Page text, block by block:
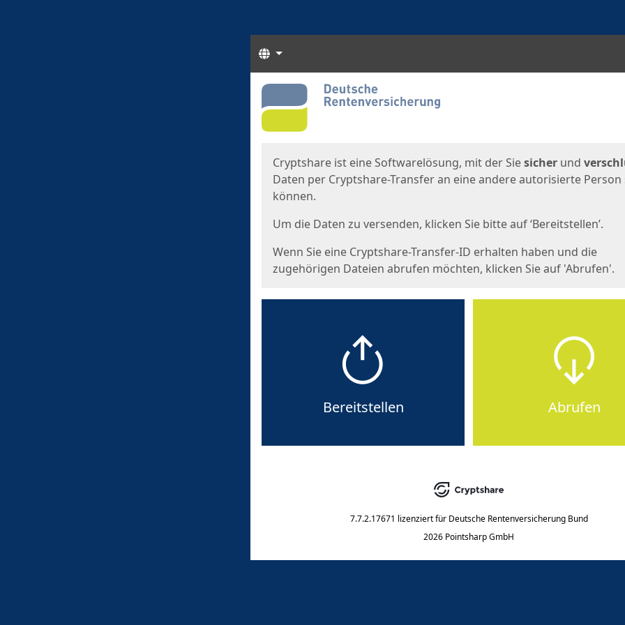
Sprachen
Start
Cryptshare ist eine Softwarelösung, mit der Siesicher und
Daten per Cryptshare-Transfer an eine andere autorisierte Person
können.
Um die Daten zu versenden, klicken Sie bitte auf ‘Bereitstellen’.
Wenn Sie eine Cryptshare-Transfer-ID erhalten haben und die
zugehörigen Dateien abrufen möchten, klicken Sie auf 'Abrufen'.
Bereitstellen Abrufen
7.7.2.17671 lizenziert für Deutsche Rentenversicherung Bund
2026 Pointsharp GmbH